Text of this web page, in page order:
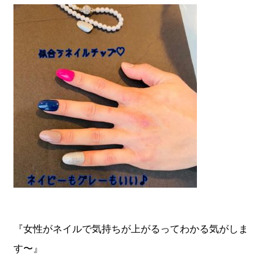
『女性がネイルで気持ちが上がるってわかる気がしま
す〜』